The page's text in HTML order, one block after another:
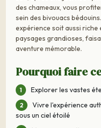
des chameaux, vous
sein des bivouacs
expérience soit aussi riche
paysages grandioses,
aventure mémorable.
Pourquoi faire
Explorer les vastes
Vivre l'expérience
sous un ciel étoilé